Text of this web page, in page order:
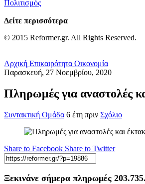
Πολιτισμός
Δείτε περισσότερα
© 2015 Reformer.gr. All Rights Reserved.
Αρχική Επικαιρότητα Οικονομία
Παρασκευή, 27 Νοεμβρίου, 2020
Πληρωμές για αναστολές
Συντακτική Ομάδα 6 έτη πριν Σχόλιο
Share to Facebook Share to Twitter
Ξεκινάνε σήμερα πληρωμές